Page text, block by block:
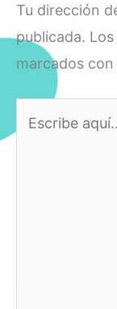
Tu dirección
publicada.
marcados con
aquí...